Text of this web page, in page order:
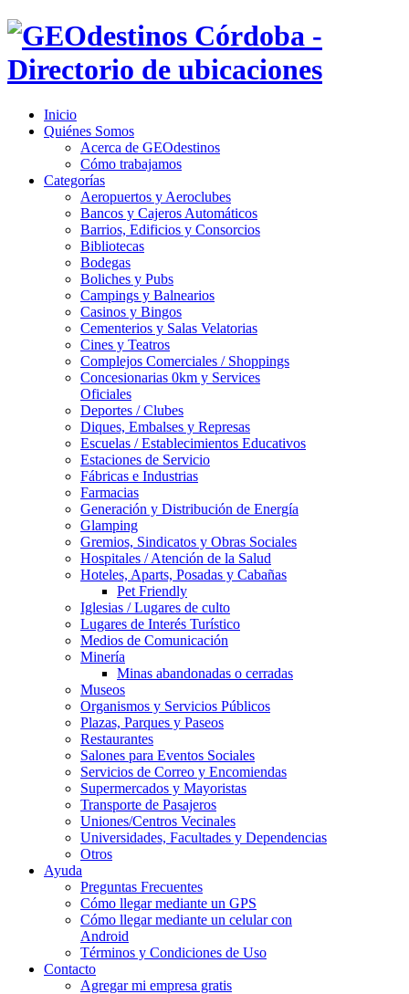
Inicio
Quiénes Somos
Acerca de GEOdestinos
Cómo trabajamos
Categorías
Aeropuertos y Aeroclubes
Bancos y Cajeros Automáticos
Barrios, Edificios y Consorcios
Bibliotecas
Bodegas
Boliches y Pubs
Campings y Balnearios
Casinos y Bingos
Cementerios y Salas Velatorias
Cines y Teatros
Complejos Comerciales / Shoppings
Concesionarias 0km y Services
Oficiales
Deportes / Clubes
Diques, Embalses y Represas
Escuelas / Establecimientos Educativos
Estaciones de Servicio
Fábricas e Industrias
Farmacias
Generación y Distribución de Energía
Glamping
Gremios, Sindicatos y Obras Sociales
Hospitales / Atención de la Salud
Hoteles, Aparts, Posadas y Cabañas
Pet Friendly
Iglesias / Lugares de culto
Lugares de Interés Turístico
Medios de Comunicación
Minería
Minas abandonadas o cerradas
Museos
Organismos y Servicios Públicos
Plazas, Parques y Paseos
Restaurantes
Salones para Eventos Sociales
Servicios de Correo y Encomiendas
Supermercados y Mayoristas
Transporte de Pasajeros
Uniones/Centros Vecinales
Universidades, Facultades y Dependencias
Otros
Ayuda
Preguntas Frecuentes
Cómo llegar mediante un GPS
Cómo llegar mediante un celular con
Android
Términos y Condiciones de Uso
Contacto
Agregar mi empresa gratis